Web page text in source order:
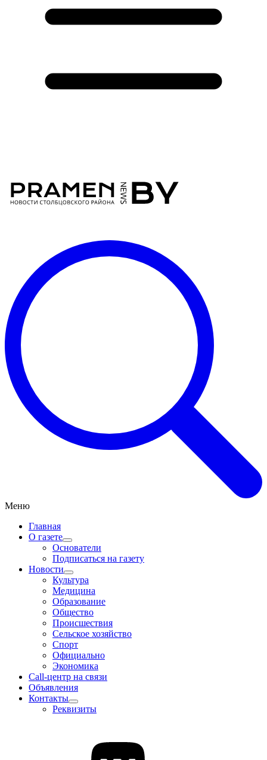
Меню
Главная
О газете
Основатели
Подписаться на газету
Новости
Культура
Медицина
Образование
Общество
Происшествия
Сельское хозяйство
Спорт
Официально
Экономика
Call-центр на связи
Объявления
Контакты
Реквизиты